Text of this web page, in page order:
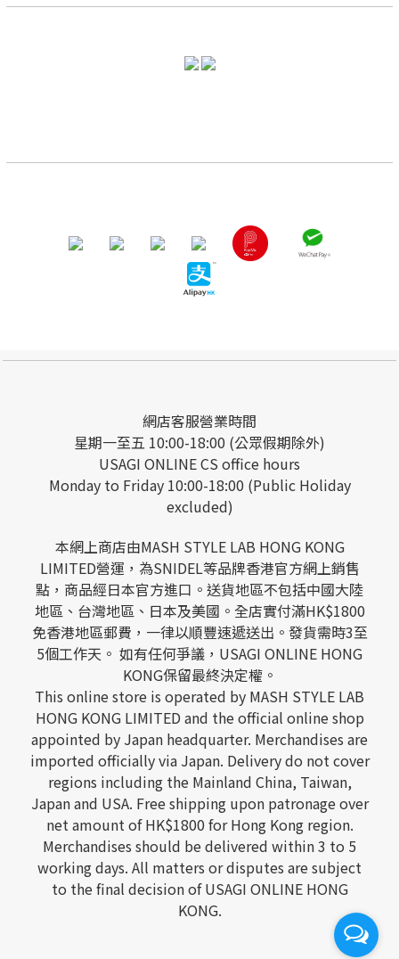
網店客服營業時間
星期一至五 10:00-18:00 (公眾假期除外)
USAGI ONLINE CS office hours
Monday to Friday 10:00-18:00 (Public Holiday
excluded)
本網上商店由MASH STYLE LAB HONG KONG
LIMITED營運，為SNIDEL等品牌香港官方網上銷售
點，商品經日本官方進口。送貨地區不包括中國大陸
地區、台灣地區、日本及美國。全店實付滿HK$1800
免香港地區郵費，一律以順豐速遞送出。發貨需時3至
5個工作天。 如有任何爭議，USAGI ONLINE HONG
KONG保留最終決定權。
This online store is operated by MASH STYLE LAB
HONG KONG LIMITED and the official online shop
appointed by Japan headquarter. Merchandises are
imported officially via Japan. Delivery do not cover
regions including the Mainland China, Taiwan,
Japan and USA. Free shipping upon patronage over
net amount of HK$1800 for Hong Kong region.
Merchandises should be delivered within 3 to 5
working days. All matters or disputes are subject
to the final decision of USAGI ONLINE HONG
KONG.